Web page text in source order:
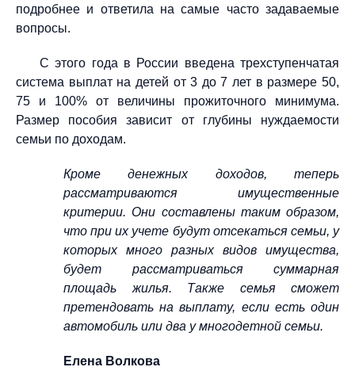
подробнее и ответила на самые часто задаваемые
вопросы.
С этого года в России введена трехступенчатая
система выплат на детей от 3 до 7 лет в размере 50,
75 и 100% от величины прожиточного минимума.
Размер пособия зависит от глубины нуждаемости
семьи по доходам.
Кроме денежных доходов, теперь
рассматриваются имущественные
критерии. Они составлены таким образом,
что при их учете будут отсекаться семьи, у
которых много разных видов имущества,
будет рассматриваться суммарная
площадь жилья. Также семья сможет
претендовать на выплату, если есть один
автомобиль или два у многодетной семьи.
Елена Волкова